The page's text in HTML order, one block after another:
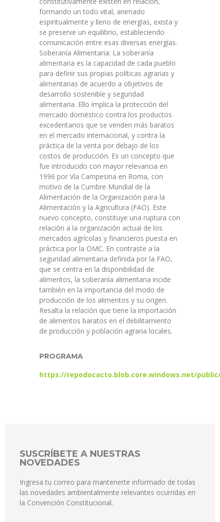
formando un todo vital, animado
espiritualmente y lleno de energías, exista y
se preserve un equilibrio, estableciendo
comunicación entre esas diversas energías.
Soberanía Alimentaria: La soberanía
alimentaria es la capacidad de cada pueblo
para definir sus propias políticas agrarias y
alimentarias de acuerdo a objetivos de
desarrollo sostenible y seguridad
alimentaria. Ello implica la protección del
mercado doméstico contra los productos
excedentarios que se venden más baratos
en el mercado internacional, y contra la
práctica de la venta por debajo de los
costos de producción. Es un concepto que
fue introducido con mayor relevancia en
1996 por Vía Campesina en Roma, con
motivo de la Cumbre Mundial de la
Alimentación de la Organización para la
Alimentación y la Agricultura (FAO). Este
nuevo concepto, constituye una ruptura con
relación a la organización actual de los
mercados agrícolas y financieros puesta en
práctica por la OMC. En contraste a la
seguridad alimentaria definida por la FAO,
que se centra en la disponibilidad de
alimentos, la soberanía alimentaria incide
también en la importancia del modo de
producción de los alimentos y su origen.
Resalta la relación que tiene la importación
de alimentos baratos en el debilitamiento
de producción y población agraria locales.
PROGRAMA
https://repodocacto.blob.core.windows.net/public/
SUSCRÍBETE A NUESTRAS
NOVEDADES
Ingresa tu correo para mantenerte informado de todas
las novedades ambientalmente relevantes ocurridas en
la Convención Constitucional.